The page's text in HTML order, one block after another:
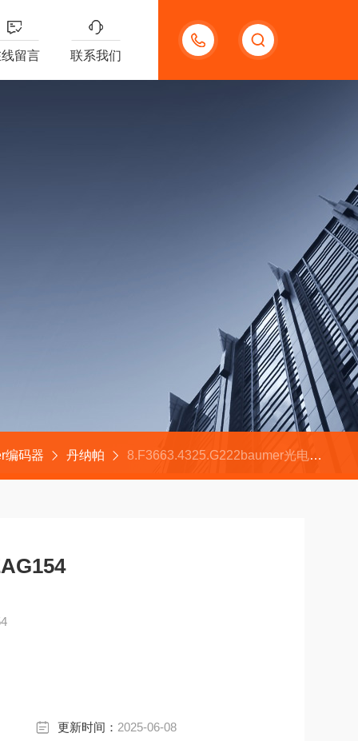
18621312427
留言 联系我们
编码器 丹纳帕 8.F3663.4325.G222baumer光电转换器HEAG154
更新时间： 2025-06-08